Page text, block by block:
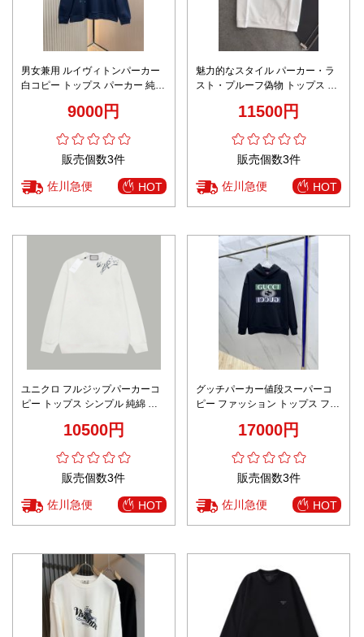
男女兼用 ルイヴィトンパーカー
白コピー トップス パーカー 純綿
9000円
販売個数3件
佐川急便 HOT
魅力的なスタイル パーカー・ラ
スト・プルーフ偽物 トップス カ
ード付き ホワイト
11500円
販売個数3件
佐川急便 HOT
ユニクロ フルジップパーカーコ
ピー トップス シンプル 純綿 プ
10500円
販売個数3件
佐川急便 HOT
グッチパーカー値段スーパーコ
ピー ファッション トップス フー
17000円
販売個数3件
佐川急便 HOT